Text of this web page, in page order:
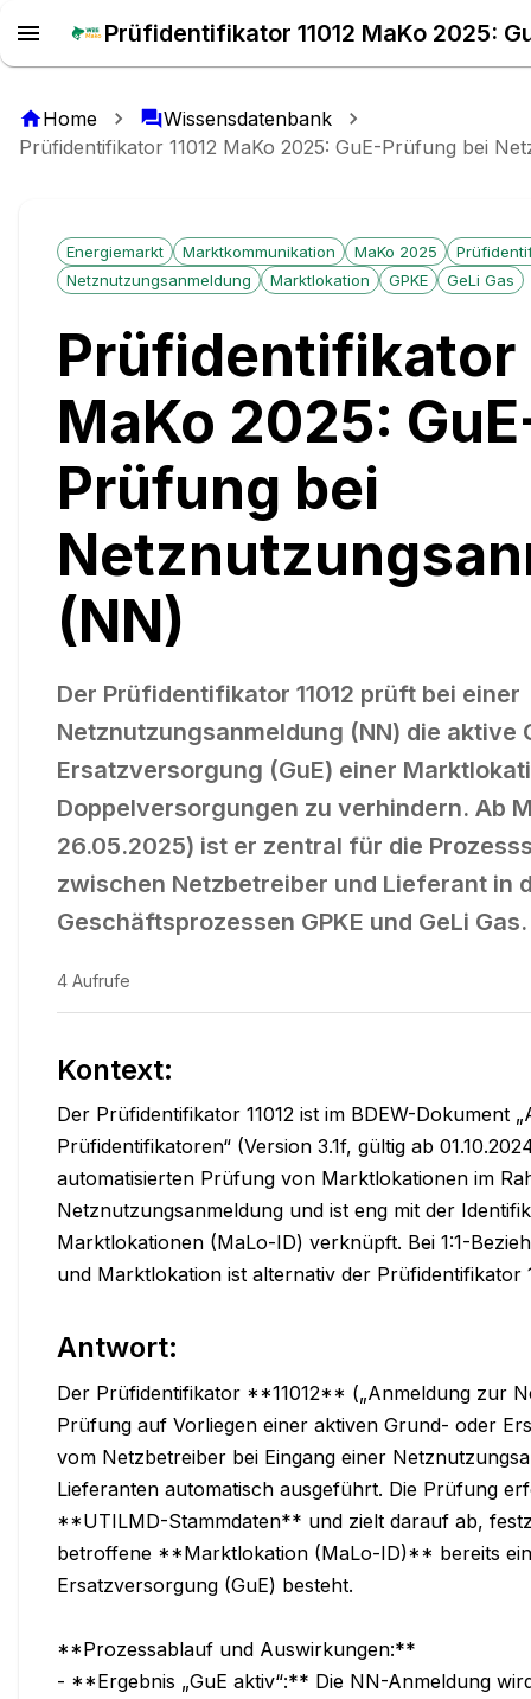
Home
Wissensdatenbank
Prüfidentifikator 11012 MaKo 2025: GuE-Prüfung bei
Energiemarkt Marktkommunikation MaKo 2025
Netznutzungsanmeldung
Marktlokation GPKE GeLi Gas
Prüfidentifikator
MaKo 2025:
Prüfung bei
(NN)
Der Prüfidentifikator 11012 prüft bei einer
Netznutzungsanmeldung (NN) die aktive
Ersatzversorgung (GuE) einer
Doppelversorgungen zu verhindern. Ab
26.05.2025) ist er zentral für die
zwischen Netzbetreiber und Lieferant in
Geschäftsprozessen GPKE und GeLi Gas.
4 Aufrufe
Kontext:
Der Prüfidentifikator 11012 ist im BDEW-Dokument
Prüfidentifikatoren“ (Version 3.1f, gültig ab
automatisierten Prüfung von Marktlokationen im
Netznutzungsanmeldung und ist eng mit der
Marktlokationen (MaLo-ID) verknüpft. Bei 1:1-
und Marktlokation ist alternativ der Prüfidentifikator
Antwort:
Der Prüfidentifikator **11012** („Anmeldung zur
Prüfung auf Vorliegen einer aktiven Grund- oder
vom Netzbetreiber bei Eingang einer
Lieferanten automatisch ausgeführt. Die Prüfung
**UTILMD-Stammdaten** und zielt darauf ab,
betroffene **Marktlokation (MaLo-ID)** bereits
Ersatzversorgung (GuE) besteht.
**Prozessablauf und Auswirkungen:**
- **Ergebnis „GuE aktiv“:** Die NN-Anmeldung